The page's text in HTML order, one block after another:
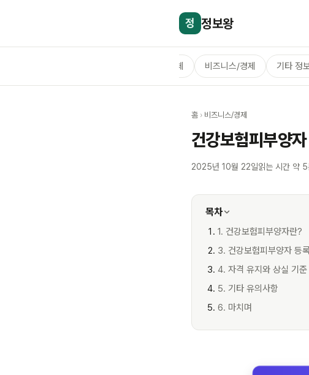
정 정보왕
전체 비즈니스/경제 기타 정
홈 › 비즈니스/경제
건강보험피부양
2025년 10월 22일읽는 시간 약
목차
1. 건강보험피부양자란?
3. 건강보험피부양자 등
4. 자격 유지와 상실 기준
5. 기타 유의사항
6. 마치며